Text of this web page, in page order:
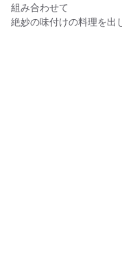
組み合わせて
絶妙の味付けの料理を出